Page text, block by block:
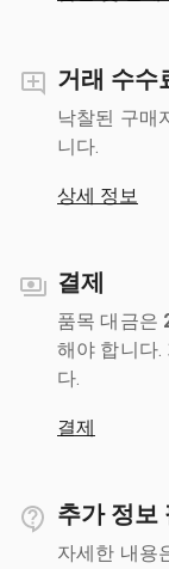
거래 수수
낙찰된 구매
니다.
상세 정보
결제
품목 대금은
해야 합니다.
다.
결제
추가 정보
자세한 내용